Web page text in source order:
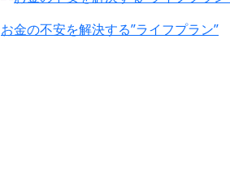
お金の不安を解決する”ライフプラン”